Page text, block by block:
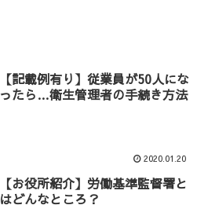
【記載例有り】従業員が50人にな
ったら…衛生管理者の手続き方法
2020.01.20
【お役所紹介】労働基準監督署と
はどんなところ？